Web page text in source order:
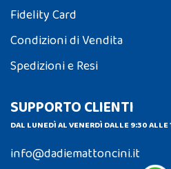
Fidelity Card
Condizioni di Vendita
Spedizioni e Resi
SUPPORTO CLIENTI
DAL LUNEDÌ AL VENERDÌ DALLE 9:30 ALLE
info@dadiemattoncini.it